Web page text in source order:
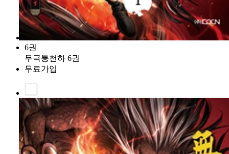
6권
무극통천하 6권
무료가입